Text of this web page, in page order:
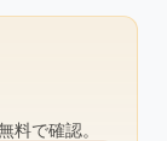
料で確認。